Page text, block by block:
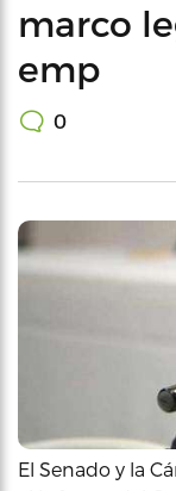
marco
emp
0
El Senado y la